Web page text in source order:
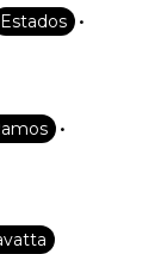
Estados •
•